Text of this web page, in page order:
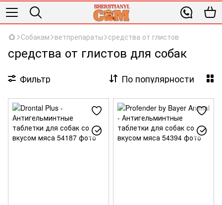
Собакам ветпрепараты средства от глистов
средства от глистов для собак
Фильтр По популярности